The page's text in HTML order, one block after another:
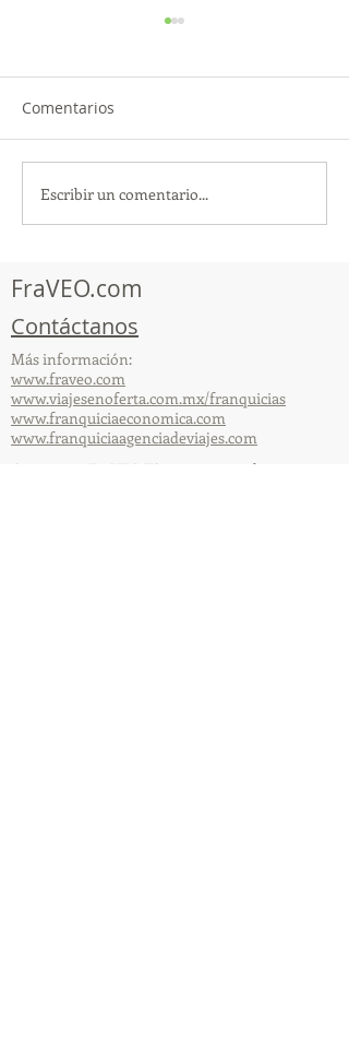
TourTravelynByFraveo
participó en la
Comentarios
Escribir un comentario...
FraVEO.com
Contáctanos
Más información:
www.fraveo.com
www.viajesenoferta.com.mx/franquicias
www.franquiciaeconomica.com
www.franquiciaagenciadeviajes.com
© 2025 por FraVEO Términos y condiciones